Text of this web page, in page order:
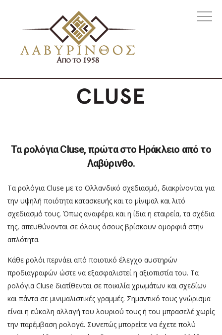
Τα ρολόγια Cluse, πρώτα στο Ηράκλειο από το
Λαβύρινθο.
Τα ρολόγια Cluse με το Ολλανδικό σχεδιασμό, διακρίνονται για
την υψηλή ποιότητα κατασκευής και το μίνιμαλ και λιτό
σχεδιασμό τους. Όπως αναφέρει και η ίδια η εταιρεία, τα σχέδια
της, απευθύνονται σε όλους όσους βρίσκουν ομορφιά στην
απλότητα.
Κάθε ρολόι περνάει από ποιοτικό έλεγχο αυστηρών
προδιαγραφών ώστε να εξασφαλιστεί η αξιοπιστία του. Τα
ρολόγια Cluse διατίθενται σε ποικιλία χρωμάτων και σχεδίων
και πάντα σε μινιμαλιστικές γραμμές. Σημαντικό τους γνώρισμα
είναι η εύκολη αλλαγή του λουριού τους ή του μπρασελέ χωρίς
την παρέμβαση ρολογά. Συνεπώς μπορείτε να έχετε πολύ